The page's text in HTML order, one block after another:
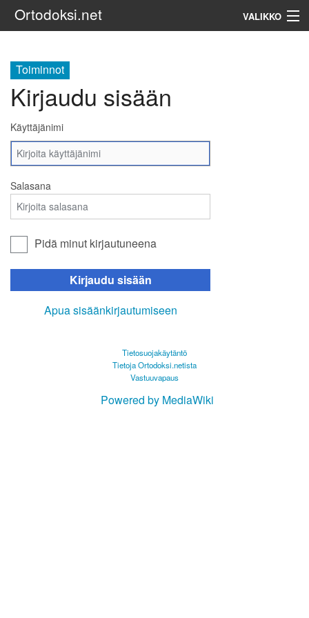
Ortodoksi.net VALIKKO
Toiminnot
Kirjaudu sisään
Käyttäjänimi
Salasana
Pidä minut kirjautuneena
Kirjaudu sisään
Apua sisäänkirjautumiseen
Tietosuojakäytäntö
Tietoja Ortodoksi.netista
Vastuuvapaus
Powered by MediaWiki